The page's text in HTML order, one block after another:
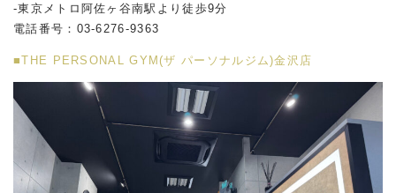
-東京メトロ阿佐ヶ谷南駅より徒歩9分
電話番号：03-6276-9363
■THE PERSONAL GYM(ザ パーソナルジム)金沢店